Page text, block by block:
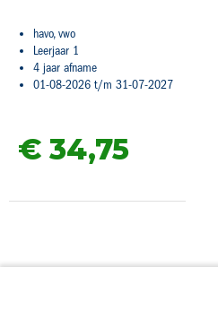
havo, vwo
Leerjaar 1
4 jaar afname
01-08-2026 t/m 31-07-2027
€ 34,75
Pagina